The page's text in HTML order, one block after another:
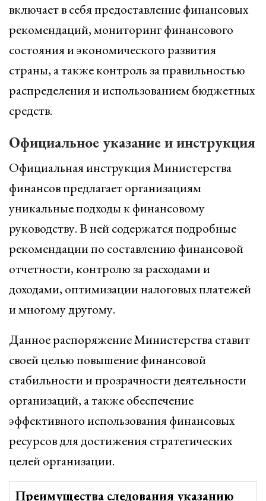
включает в себя предоставление финансовых
рекомендаций, мониторинг финансового
состояния и экономического развития
страны, а также контроль за правильностью
распределения и использованием бюджетных
средств.
Официальное указание и инструкция
Официальная инструкция Министерства
финансов предлагает организациям
уникальные подходы к финансовому
руководству. В ней содержатся подробные
рекомендации по составлению финансовой
отчетности, контролю за расходами и
доходами, оптимизации налоговых платежей
и многому другому.
Данное распоряжение Министерства ставит
своей целью повышение финансовой
стабильности и прозрачности деятельности
организаций, а также обеспечение
эффективного использования финансовых
ресурсов для достижения стратегических
целей организации.
Преимущества следования указанию